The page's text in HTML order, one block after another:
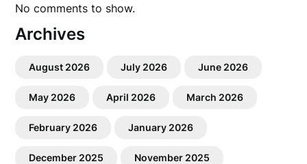
No comments to show.
Archives
August 2026 July 2026 June 2026
May 2026 April 2026 March 2026
February 2026 January 2026
December 2025 November 2025